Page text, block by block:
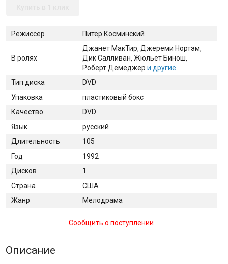
Режиссер Питер Косминский
В ролях
Джанет МакТир, Джереми Нортэм,
Дик Салливан, Жюльет Бинош,
Роберт Демеджер и другие
Тип диска
DVD
Упаковка
пластиковый бокс
Качество
DVD
Язык
русский
Длительность
105
Год
1992
Дисков
1
Страна
США
Жанр
Мелодрама
Сообщить о поступлении
Описание